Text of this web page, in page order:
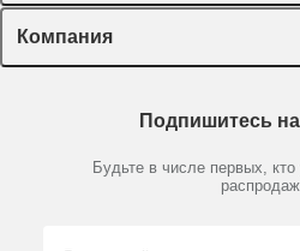
Оборудование, приборы
Пластик, стекло, принадлежности
Химические реактивы,
Производители
Лекторий Диаэм
Доставка и оплата
Мобильное приложение
Компания
Партнеры
Подпишитесь
Будьте в числе первых, кто